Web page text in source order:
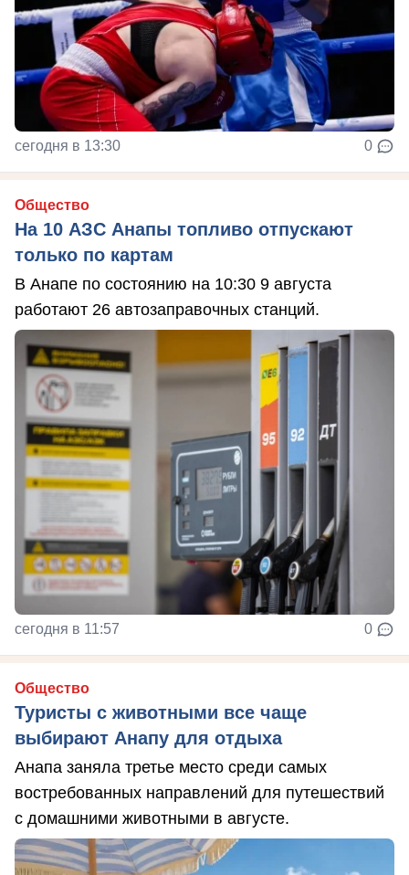
сегодня в 13:30 0
Общество
На 10 АЗС Анапы топливо отпускают
только по картам
В Анапе по состоянию на 10:30 9 августа
работают 26 автозаправочных станций.
сегодня в 11:57 0
Общество
Туристы с животными все чаще
выбирают Анапу для отдыха
Анапа заняла третье место среди самых
востребованных направлений для путешествий
с домашними животными в августе.